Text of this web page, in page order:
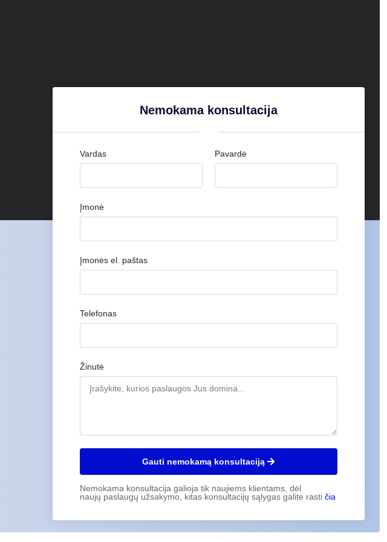
Nemokama konsultacija
Vardas Pavardė
Įmonė
Įmonės el. paštas
Telefonas
Žinutė
Gauti nemokamą konsultaciją
Nemokama konsultacija galioja tik naujiems klientams, dėl
naujų paslaugų užsakymo, kitas konsultacijų sąlygas galite rasti čia